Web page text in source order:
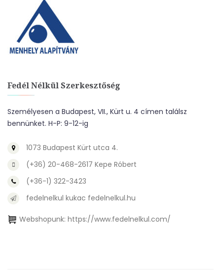
Fedél Nélkül Szerkesztőség
Személyesen a Budapest, VII., Kürt u. 4 címen találsz
bennünket. H-P: 9-12-ig
1073 Budapest Kürt utca 4.
(+36) 20-468-2617 Kepe Róbert
(+36-1) 322-3423
fedelnelkul kukac fedelnelkul.hu
Webshopunk: https://www.fedelnelkul.com/